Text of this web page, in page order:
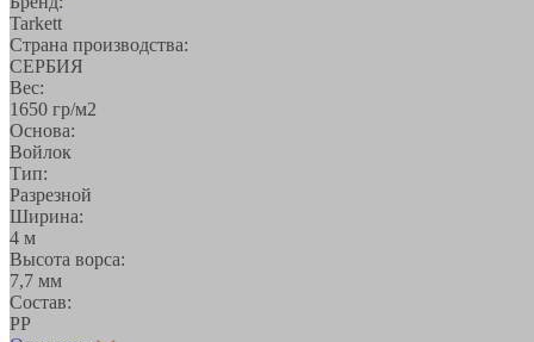
Tarkett
Страна производства:
СЕРБИЯ
Вес:
1650 гр/м2
Основа:
Войлок
Тип:
Разрезной
Ширина:
4 м
Высота ворса:
7,7 мм
Состав:
РР